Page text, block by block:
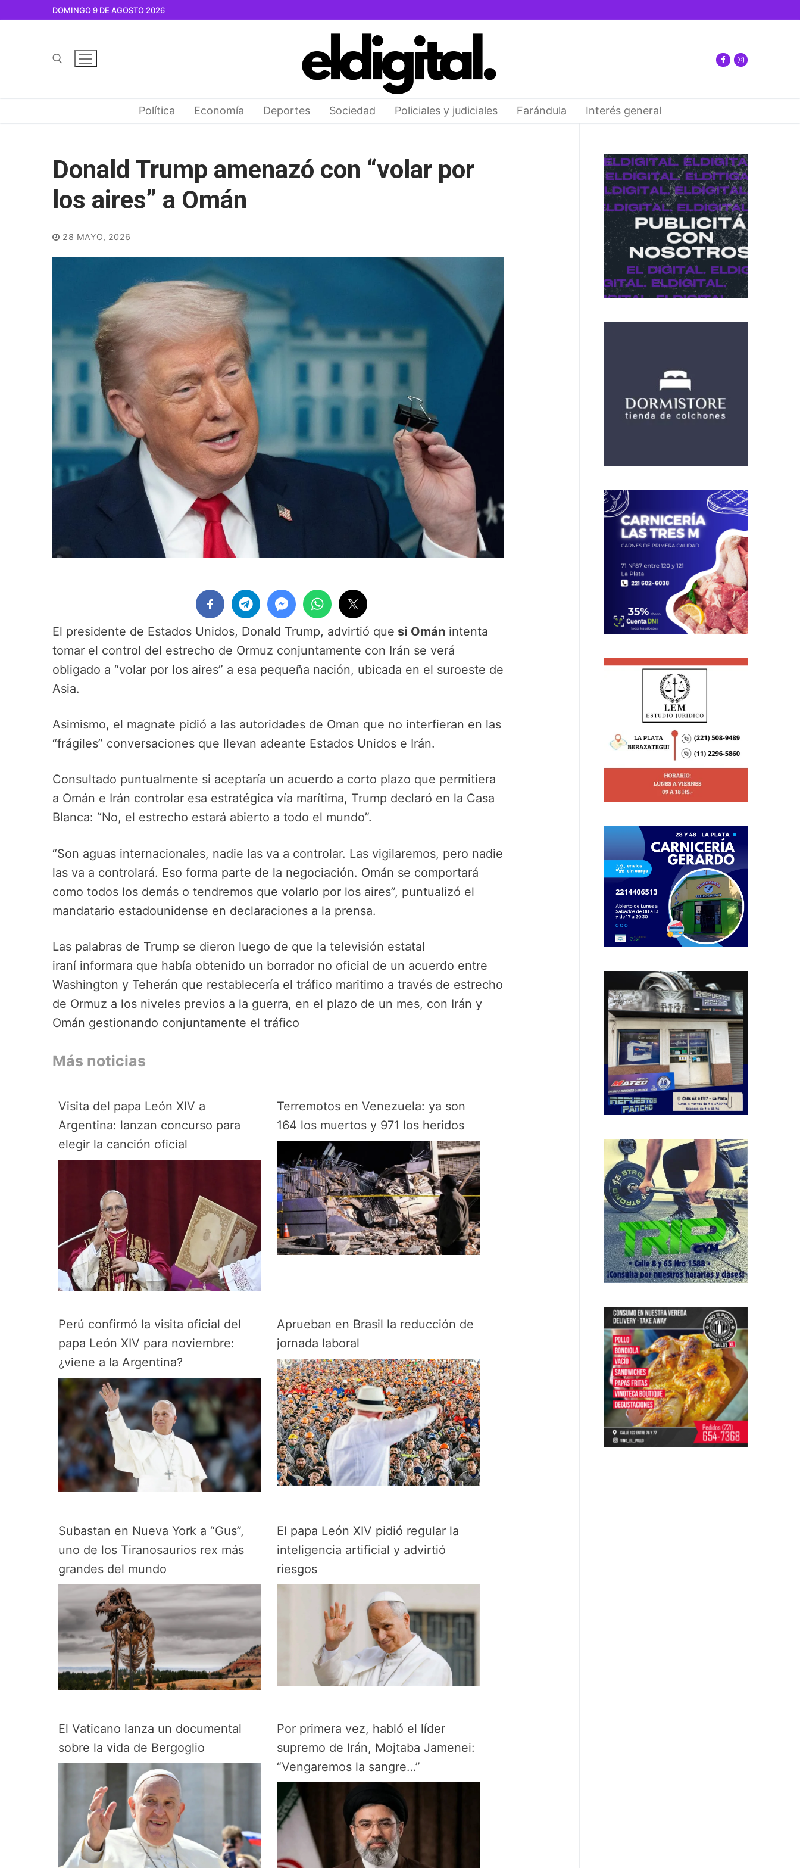
DOMINGO 9 DE AGOSTO 2026
Política Economía Deportes Sociedad Policiales y judiciales Farándula Interés general
Donald Trump amenazó con “volar por
los aires” a Omán
28 MAYO, 2026
El presidente de Estados Unidos, Donald Trump, advirtió que si Omán intenta
tomar el control del estrecho de Ormuz conjuntamente con Irán se verá
obligado a “volar por los aires” a esa pequeña nación, ubicada en el suroeste de
Asia.
Asimismo, el magnate pidió a las autoridades de Oman que no interfieran en las
“frágiles” conversaciones que llevan adeante Estados Unidos e Irán.
Consultado puntualmente si aceptaría un acuerdo a corto plazo que permitiera
a Omán e Irán controlar esa estratégica vía marítima, Trump declaró en la Casa
Blanca: “No, el estrecho estará abierto a todo el mundo”.
“Son aguas internacionales, nadie las va a controlar. Las vigilaremos, pero nadie
las va a controlará. Eso forma parte de la negociación. Omán se comportará
como todos los demás o tendremos que volarlo por los aires”, puntualizó el
mandatario estadounidense en declaraciones a la prensa.
Las palabras de Trump se dieron luego de que la televisión estatal
iraní informara que había obtenido un borrador no oficial de un acuerdo entre
Washington y Teherán que restablecería el tráfico maritimo a través de estrecho
de Ormuz a los niveles previos a la guerra, en el plazo de un mes, con Irán y
Omán gestionando conjuntamente el tráfico
Más noticias
Visita del papa León XIV a
Argentina: lanzan concurso para
elegir la canción oficial
Terremotos en Venezuela: ya son
164 los muertos y 971 los heridos
Perú confirmó la visita oficial del
papa León XIV para noviembre:
¿viene a la Argentina?
Aprueban en Brasil la reducción de
jornada laboral
Subastan en Nueva York a “Gus”,
uno de los Tiranosaurios rex más
grandes del mundo
El papa León XIV pidió regular la
inteligencia artificial y advirtió
riesgos
El Vaticano lanza un documental
sobre la vida de Bergoglio
Por primera vez, habló el líder
supremo de Irán, Mojtaba Jamenei:
“Vengaremos la sangre…”